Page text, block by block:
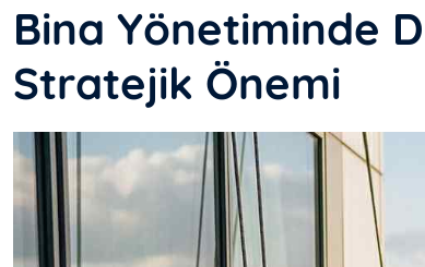
Bina Yönetiminde
Stratejik Önemi